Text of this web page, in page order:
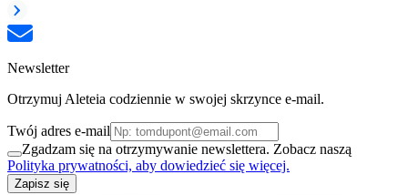
Newsletter
Otrzymuj Aleteia codziennie w swojej skrzynce e-mail.
Twój adres e-mail
Zgadzam się na otrzymywanie newslettera. Zobacz naszą
Polityka prywatności, aby dowiedzieć się więcej.
Zapisz się